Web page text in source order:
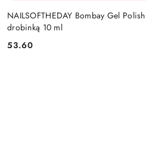
NAILSOFTHEDAY Bombay Gel
drobinką 10 ml
Cena:
53.60